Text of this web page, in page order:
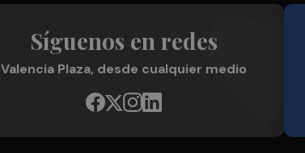
Síguenos en redes
Valencia Plaza, desde cualquier medio